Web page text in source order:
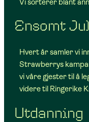
Vi sorterer blant
Ensomt
Hvert år samler vi
Strawberrys
vi våre gjester til å
videre til Ringerike
Utdanning